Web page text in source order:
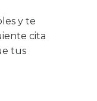
y te
cita
tus